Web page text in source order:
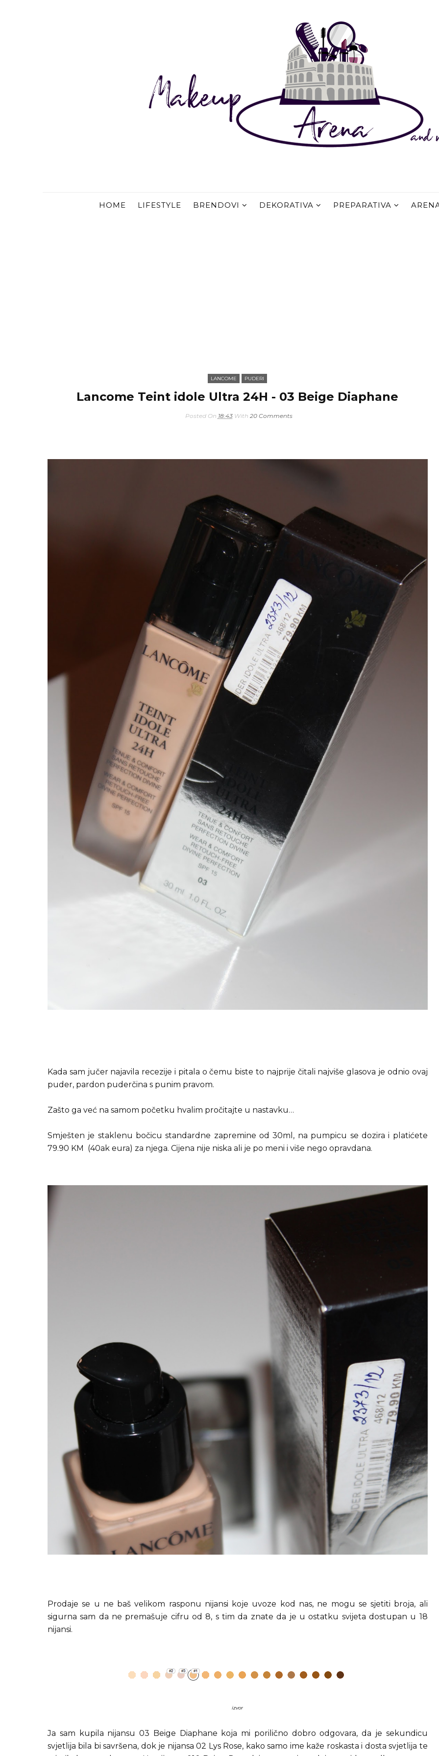
HOME LIFESTYLE BRENDOVI DEKORATIVA PREPARATIVA
LANCOME PUDERI
Lancome Teint idole Ultra 24H - 03 Beige Diaphane
Posted On 18:43 With 20 Comments
Kada sam jučer najavila recezije i pitala o čemu biste to najprije čitali najviše glasova je odnio ovaj
puder, pardon puderčina s punim pravom.
Zašto ga već na samom početku hvalim pročitajte u nastavku…
Smješten je staklenu bočicu standardne zapremine od 30ml, na pumpicu se dozira i platićete
79.90 KM (40ak eura) za njega. Cijena nije niska ali je po meni i više nego opravdana.
Prodaje se u ne baš velikom rasponu nijansi koje uvoze kod nas, ne mogu se sjetiti broja, ali
sigurna sam da ne premašuje cifru od 8, s tim da znate da je u ostatku svijeta dostupan u 18
nijansi.
izvor
Ja sam kupila nijansu 03 Beige Diaphane koja mi porilično dobro odgovara, da je sekundicu
svjetlija bila bi savršena, dok je nijansa 02 Lys Rose, kako samo ime kaže roskasta i dosta svjetlija te